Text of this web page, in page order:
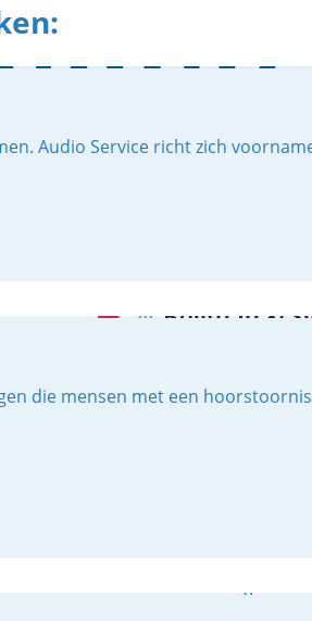
Audio Service richt zich
die mensen met een